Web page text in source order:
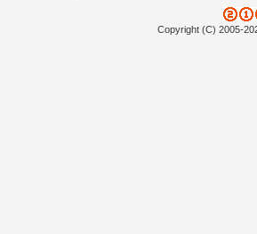
Copyright (C) 2005-